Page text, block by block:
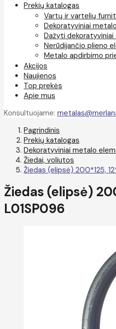
Prekių katalogas
Vartų ir vartelių
Dekoratyviniai
Dažyti
Nerūdijančio plieno
Metalo apdirbimo
Akcijos
Naujienos
Top prekės
Apie mus
Konsultuojame:
Pagrindinis
Prekių katalogas
Dekoratyviniai metalo
Žiedai, voliutos
Žiedas (elipsė) 200*125,
Žiedas (elipsė)
L01SP096